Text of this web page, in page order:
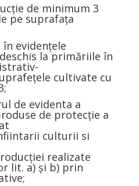
de minimum 3
pe suprafața
evidențele
la primăriile în
cultivate cu
de evidenta a
de protecție a
culturii si
realizate
lit. a) și b) prin